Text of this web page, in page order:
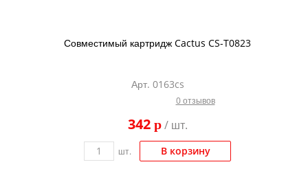
Совместимый картридж Cactus CS-T0823
Арт. 0163cs
0 отзывов
342 p/ шт.
шт. В корзину